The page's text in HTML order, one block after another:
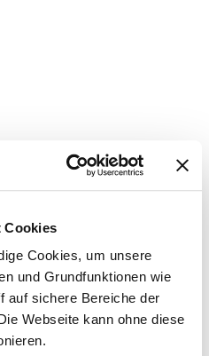
Cookies
Cookies, um unsere
und Grundfunktionen wie
auf sichere Bereiche der
Webseite kann ohne diese